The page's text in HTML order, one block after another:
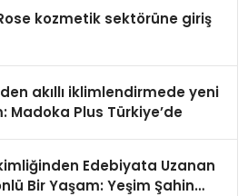
kozmetik sektörüne giriş
akıllı iklimlendirmede yeni
Madoka Plus Türkiye’de
Edebiyata Uzanan
Bir Yaşam: Yeşim Şahin